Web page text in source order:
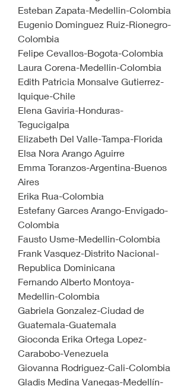
Esteban Zapata-Medellin-Colombia
Eugenio Dominguez Ruiz-Rionegro-
Colombia
Felipe Cevallos-Bogota-Colombia
Laura Corena-Medellin-Colombia
Edith Patricia Monsalve Gutierrez-
Iquique-Chile
Elena Gaviria-Honduras-
Tegucigalpa
Elizabeth Del Valle-Tampa-Florida
Elsa Nora Arango Aguirre
Emma Toranzos-Argentina-Buenos
Aires
Erika Rua-Colombia
Estefany Garces Arango-Envigado-
Colombia
Fausto Usme-Medellin-Colombia
Frank Vasquez-Distrito Nacional-
Republica Dominicana
Fernando Alberto Montoya-
Medellin-Colombia
Gabriela Gonzalez-Ciudad de
Guatemala-Guatemala
Gioconda Erika Ortega Lopez-
Carabobo-Venezuela
Giovanna Rodriguez-Cali-Colombia
Gladis Medina Vanegas-Medellín-